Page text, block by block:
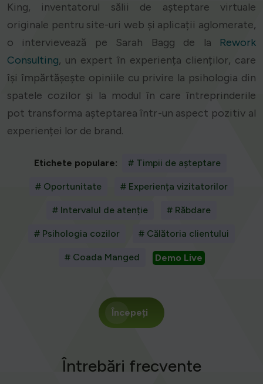
King, inventatorul sălii de așteptare virtuale
originale pentru site-uri web și aplicații aglomerate,
o intervievează pe Sarah Bagg de la Rework
Consulting, un expert în experiența clienților, care
își împărtășește opiniile cu privire la psihologia din
spatele cozilor și la modul în care întreprinderile
pot transforma așteptarea într-un aspect pozitiv al
experienței lor de brand.
Etichete populare: # Timpii de așteptare
# Oportunitate # Experiența vizitatorilor
# Intervalul de atenție # Răbdare
# Psihologia cozilor # Călătoria clientului
# Coada Manged Demo Live
Începeți
Întrebări frecvente